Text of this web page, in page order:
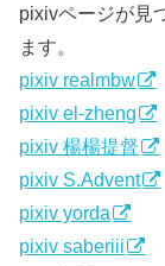
pixivページが見
ます。
pixiv realmbw
pixiv el-zheng
pixiv 楊楊提督
pixiv S.Advent
pixiv yorda
pixiv saberiii